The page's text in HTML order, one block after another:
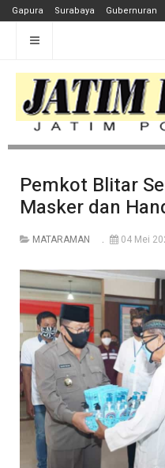
Gapura Surabaya Gubernuran
Pemkot Blitar
Masker dan
MATARAMAN 04 Mei